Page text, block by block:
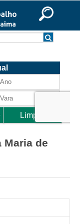
Ir para o rodapé
Maria de